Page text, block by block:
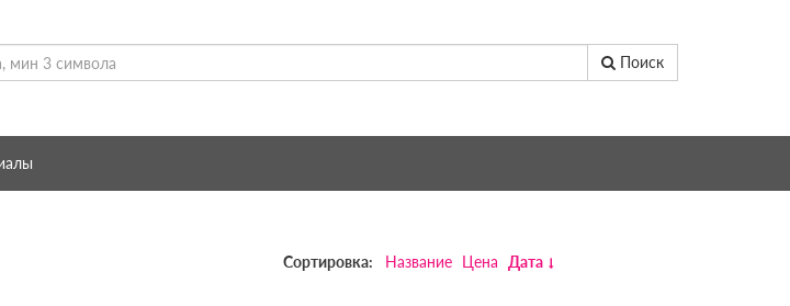
Поиск
Сортировка: Название Цена Дата